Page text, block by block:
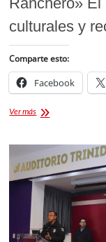
culturales y
Comparte esto:
Facebook
Ver másFestival
Tlaxcala
2026:
Una
Octava
Edición
con
Fuerza